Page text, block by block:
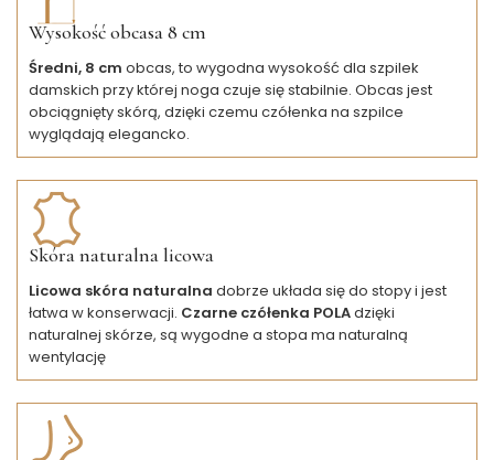
Wysokość obcasa 8 cm
Średni, 8 cm obcas, to wygodna wysokość dla szpilek
damskich przy której noga czuje się stabilnie. Obcas jest
obciągnięty skórą, dzięki czemu czółenka na szpilce
wyglądają elegancko.
Skóra naturalna licowa
Licowa skóra naturalna dobrze układa się do stopy i jest
łatwa w konserwacji. Czarne czółenka POLAdzięki
naturalnej skórze, są wygodne a stopa ma naturalną
wentylację